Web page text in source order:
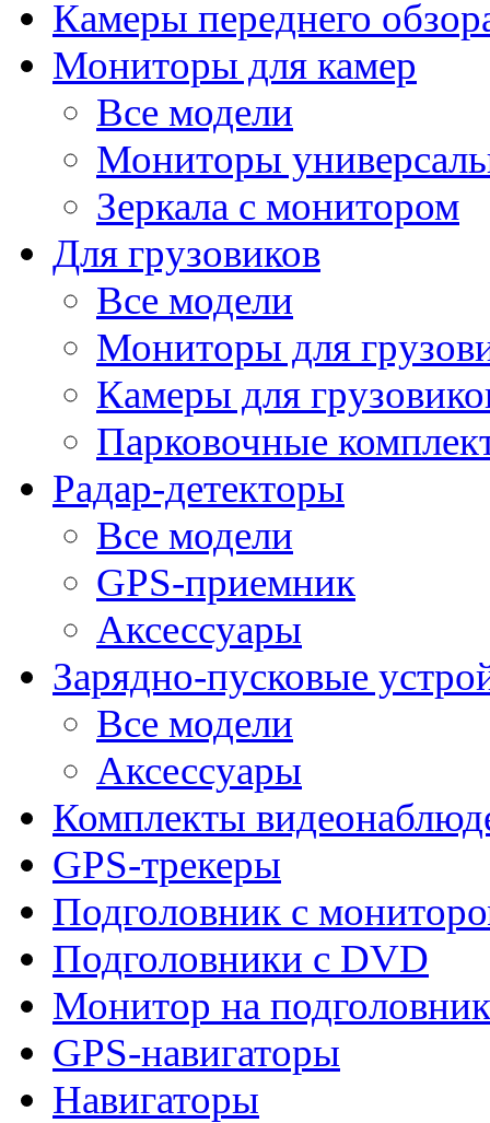
Камеры переднего
Мониторы для камер
Все модели
Мониторы
Зеркала с монитором
Для грузовиков
Все модели
Мониторы для
Камеры для
Парковочные
Радар-детекторы
Все модели
GPS-приемник
Аксессуары
Зарядно-пусковые
Все модели
Аксессуары
Комплекты
GPS-трекеры
Подголовник с
Подголовники с DVD
Монитор на подголовник
GPS-навигаторы
Навигаторы